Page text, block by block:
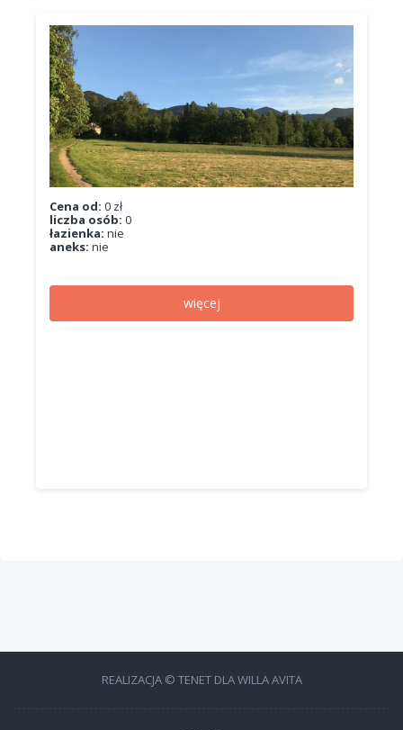
Cena od: 0 zł
liczba osób: 0
łazienka: nie
aneks: nie
więcej
REALIZACJA © TENET DLA WILLA AVITA